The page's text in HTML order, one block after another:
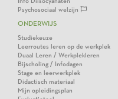
Psychosociaal welzijn
ONDERWIJS
Studiekeuze
Leerroutes leren op de werkplek
Duaal Leren / Werkplekleren
Bijscholing / Infodagen
Stage en leerwerkplek
Didactisch materiaal
Mijn opleidingsplan